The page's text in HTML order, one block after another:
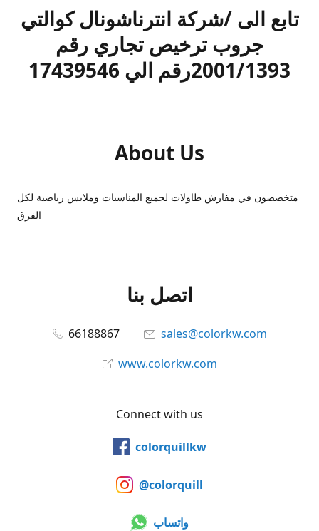
تابع الى /شركة انترناشونال كوالتي
جروب ترخيص تجاري رقم
2001/1393رقم الي 17439546
About Us
متخصصون في مفارش طاولات لجميع المناسبات وملابس رياضية لكل
الفرق
اتصل بنا
66188867
sales@colorkw.com
www.colorkw.com
Connect with us
colorquillkw
@colorquill
واتساب